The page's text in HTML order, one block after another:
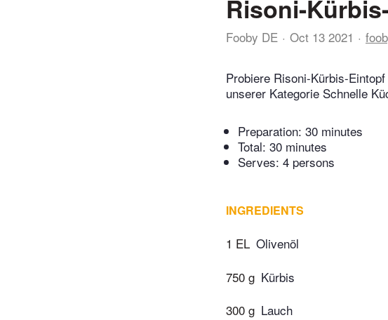
Risoni-
Fooby DE Oct 13 2021
Probiere Risoni-Kürbis-
unserer Kategorie Schnelle
Preparation: 30 minutes
Total: 30 minutes
Serves: 4 persons
INGREDIENTS
1 EL Olivenöl
750 g Kürbis
300 g Lauch